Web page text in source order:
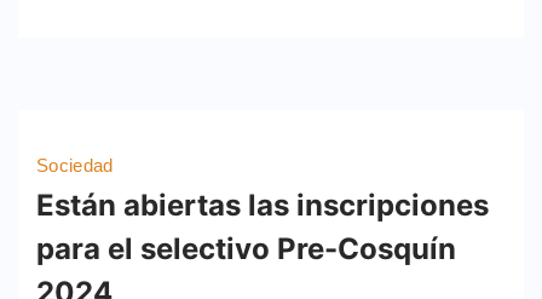
Sociedad
Están abiertas las inscripciones
para el selectivo Pre-Cosquín